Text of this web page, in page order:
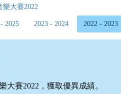
樂大賽2022
2025 2023 - 2024 2022 - 2023
大賽2022，獲取優異成績。